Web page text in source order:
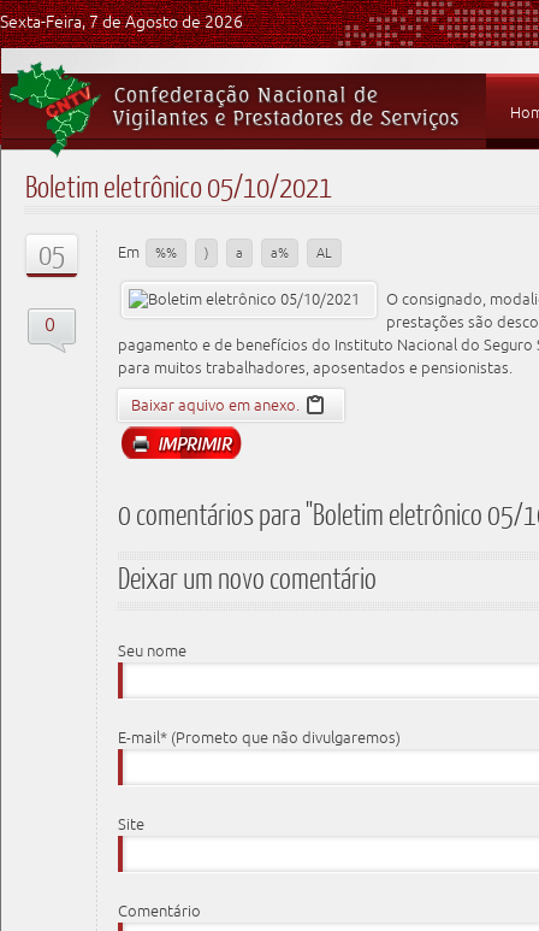
Sexta-Feira, 7 de Agosto de 2026
Boletim eletrônico 05/10/2021
05
0
Em %% ) a a% AL
O consignado,
prestações são
pagamento e de benefícios do Instituto Nacional do Seguro
para muitos trabalhadores, aposentados e pensionistas.
Baixar aquivo em anexo.
0 comentários para "Boletim eletrônico
Deixar um novo comentário
Seu nome
E-mail* (Prometo que não divulgaremos)
Site
Comentário